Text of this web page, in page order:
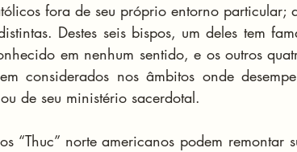
fora de seu próprio entorno particular;
Destes seis bispos, um deles tem
em nenhum sentido, e os outros
considerados nos âmbitos onde
de seu ministério sacerdotal.
“Thuc” norte americanos podem remontar